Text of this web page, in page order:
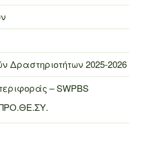
2025-2026
– SWPBS